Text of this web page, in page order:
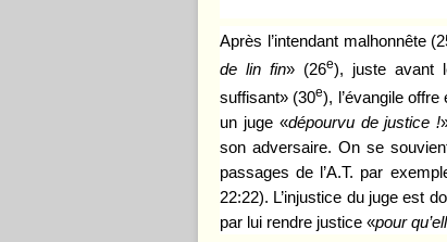
Après l’intendant malhonnête
de lin fin» (26e), juste avant
suffisant» (30e), l’évangile
un juge «dépourvu de justice !
son adversaire. On se
passages de l’A.T. par
22:22). L’injustice du juge est
par lui rendre justice «pourqu’